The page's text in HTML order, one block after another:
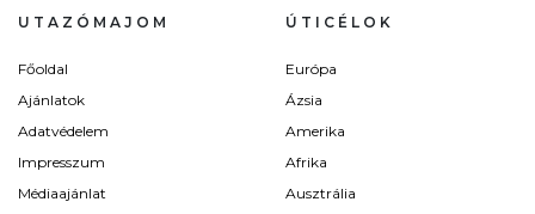
UTAZÓMAJOM
Főoldal
Ajánlatok
Adatvédelem
Impresszum
Médiaajánlat
ÚTICÉLOK
Európa
Ázsia
Amerika
Afrika
Ausztrália